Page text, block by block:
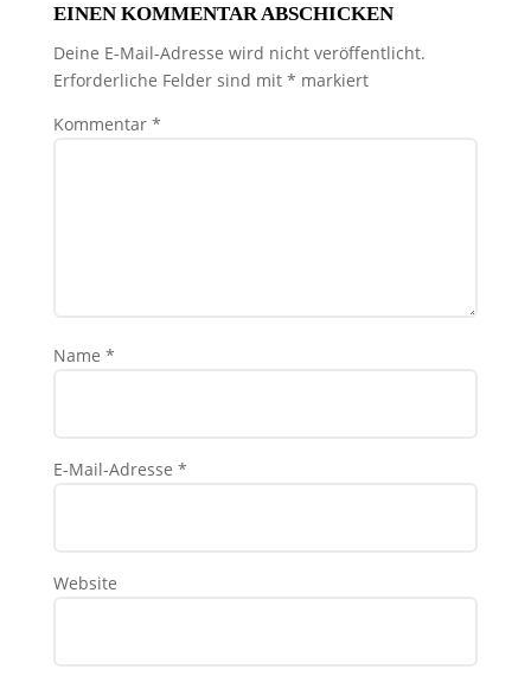
EINEN KOMMENTAR ABSCHICKEN
Deine E-Mail-Adresse wird nicht veröffentlicht.
Erforderliche Felder sind mit * markiert
Kommentar *
Name *
E-Mail-Adresse *
Website